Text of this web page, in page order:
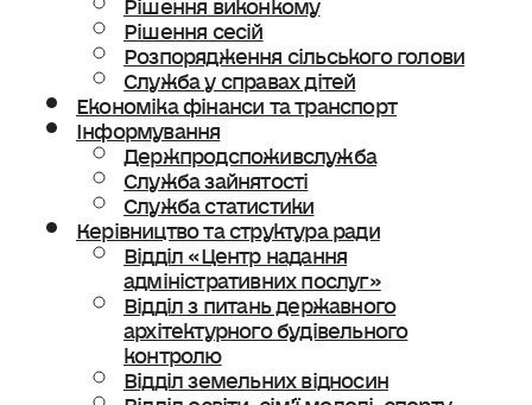
Рішення сесій
Розпорядження сільського голови
Служба у справах дітей
Економіка фінанси та транспорт
Інформування
Держпродспоживслужба
Служба зайнятості
Служба статистики
Керівництво та структура ради
Відділ «Центр надання
адміністративних послуг»
Відділ з питань державного
архітектурного будівельного
контролю
Відділ земельних відносин